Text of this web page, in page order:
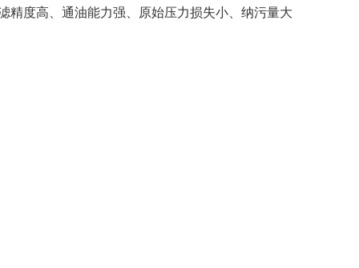
精度高、通油能力强、原始压力损失小、纳污量大